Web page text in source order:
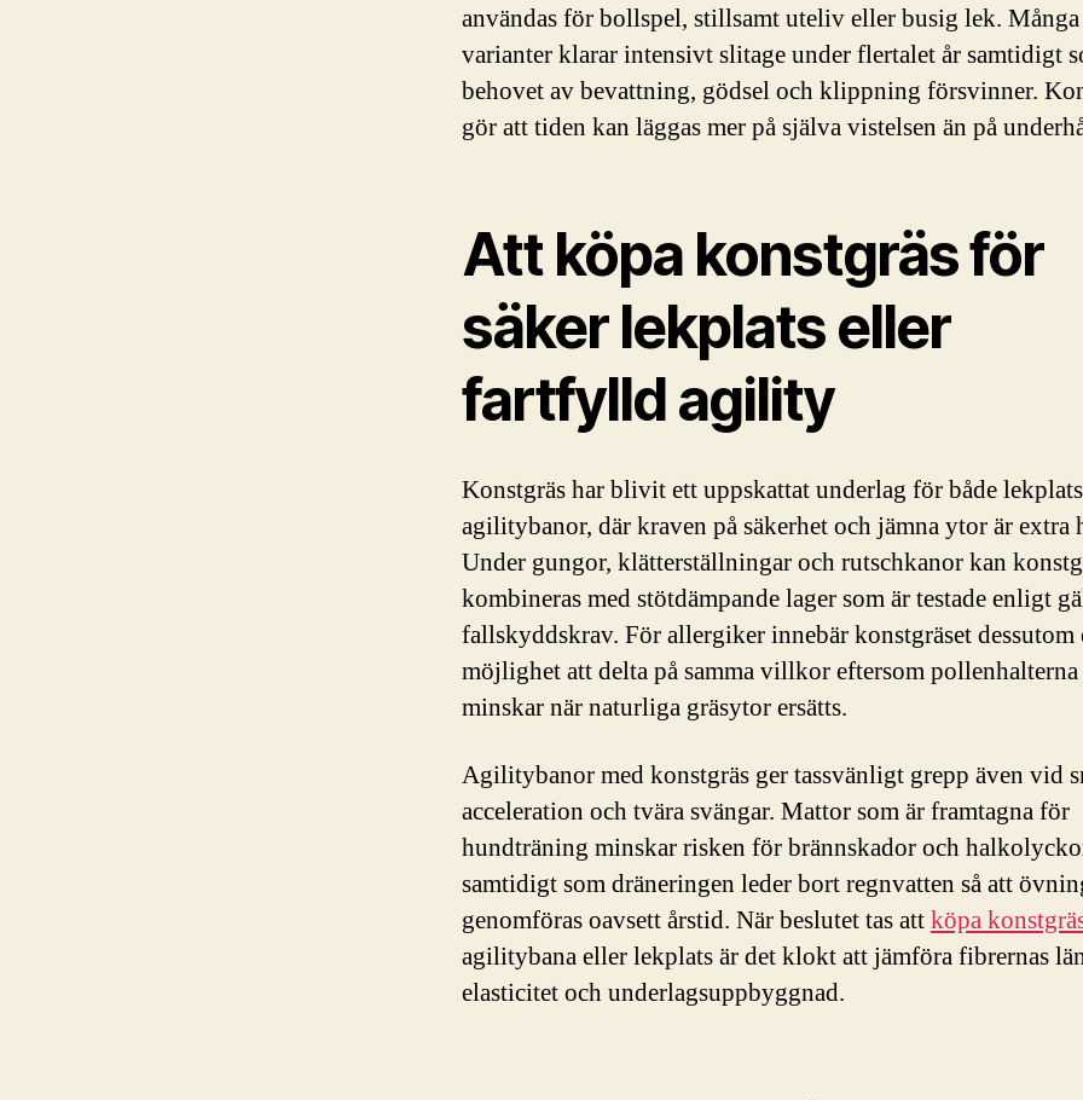
användas för bollspel, stillsamt uteliv eller busig lek. Många
varianter klarar intensivt slitage under flertalet år samtidigt
behovet av bevattning, gödsel och klippning försvinner.
gör att tiden kan läggas mer på själva vistelsen än på
Att köpa konstgräs för
säker lekplats eller
fartfylld agility
Konstgräs har blivit ett uppskattat underlag för både
agilitybanor, där kraven på säkerhet och jämna ytor är extra
Under gungor, klätterställningar och rutschkanor kan
kombineras med stötdämpande lager som är testade enligt
fallskyddskrav. För allergiker innebär konstgräset dessutom
möjlighet att delta på samma villkor eftersom pollenhalterna
minskar när naturliga gräsytor ersätts.
Agilitybanor med konstgräs ger tassvänligt grepp även vid
acceleration och tvära svängar. Mattor som är framtagna för
hundträning minskar risken för brännskador och
samtidigt som dräneringen leder bort regnvatten så att
genomföras oavsett årstid. När beslutet tas attköpa
agilitybana eller lekplats är det klokt att jämföra fibrernas
elasticitet och underlagsuppbyggnad.